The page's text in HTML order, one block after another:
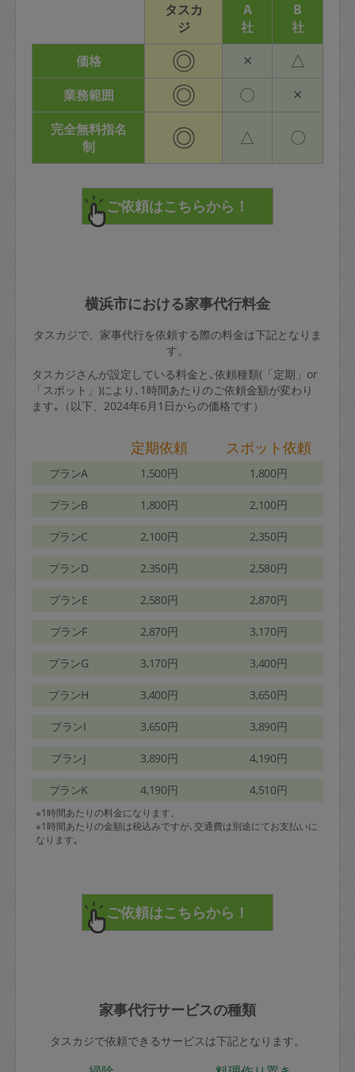
タスカ
ジ
A
社
B
社
価格
◎ × △
業務範囲 ◎ 〇 ×
完全無料指名
制
◎ △ 〇
横浜市における家事代行料金
タスカジで、家事代行を依頼する際の料金は下記となりま
す。
タスカジさんが設定している料金と､依頼種類(「定期」or
「スポット」)により､1時間あたりのご依頼金額が変わり
ます｡（以下、2024年6月1日からの価格です）
定期依頼 スポット依頼
プランA 1,500円 1,800円
プランB 1,800円 2,100円
プランC 2,100円 2,350円
プランD 2,350円 2,580円
プランE 2,580円 2,870円
プランF 2,870円 3,170円
プランG 3,170円 3,400円
プランH 3,400円 3,650円
プランI 3,650円 3,890円
プランJ 3,890円 4,190円
プランK 4,190円 4,510円
※1時間あたりの料金になります。
※1時間あたりの金額は税込みですが､交通費は別途にてお支払いに
なります｡
家事代行サービスの種類
タスカジで依頼できるサービスは下記となります。